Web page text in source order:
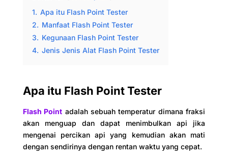
1. Apa itu Flash Point Tester
2. Manfaat Flash Point Tester
3. Kegunaan Flash Point Tester
4. Jenis Jenis Alat Flash Point Tester
Apa itu Flash Point Tester
Flash Point adalah sebuah temperatur dimana fraksi
akan menguap dan dapat menimbulkan api jika
mengenai percikan api yang kemudian akan mati
dengan sendirinya dengan rentan waktu yang cepat.